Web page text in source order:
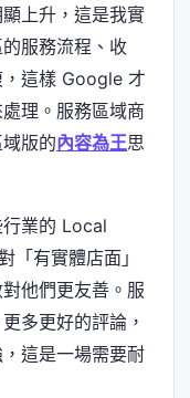
上升，這是我實
服務流程、收
這樣 Google 才
處理。服務區域商
版的內容為王思
業的 Local
有實體店面」
他們更友善。服
多更好的評論，
這是一場需要耐